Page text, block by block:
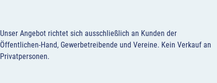
Unser Angebot richtet sich ausschließlich an Kunden der
Öffentlichen-Hand, Gewerbetreibende und Vereine. Kein Verkauf an
Privatpersonen.